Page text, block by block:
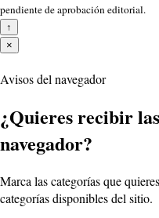
pendiente de aprobación editorial.
↑
×
Avisos del navegador
¿Quieres recibir
navegador?
Marca las categorías que
categorías disponibles del sitio.